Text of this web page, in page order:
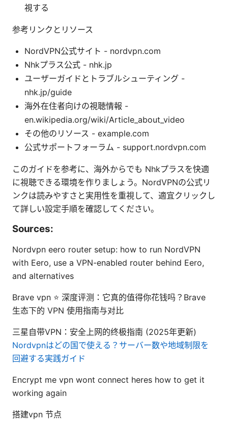
視する
参考リンクとリソース
NordVPN公式サイト - nordvpn.com
Nhkプラス公式 - nhk.jp
ユーザーガイドとトラブルシューティング -
nhk.jp/guide
海外在住者向けの視聴情報 -
en.wikipedia.org/wiki/Article_about_video
その他のリソース - example.com
公式サポートフォーラム - support.nordvpn.com
このガイドを参考に、海外からでも Nhkプラスを快適
に視聴できる環境を作りましょう。NordVPNの公式リ
ンクは読みやすさと実用性を重視して、適宜クリックし
て詳しい設定手順を確認してください。
Sources:
Nordvpn eero router setup: how to run NordVPN
with Eero, use a VPN-enabled router behind Eero,
and alternatives
Brave vpn ⭐ 深度评测：它真的值得你花钱吗？Brave
生态下的 VPN 使用指南与对比
三星自带VPN：安全上网的终极指南 (2025年更新)
Nordvpnはどの国で使える？サーバー数や地域制限を
回避する実践ガイド
Encrypt me vpn wont connect heres how to get it
working again
搭建vpn 节点